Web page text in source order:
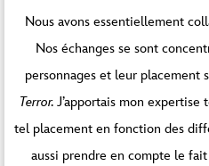
Nous avons essentiellement
Nos échanges se sont
personnages et leur placement
Terror. J’apportais mon
tel placement en fonction des
aussi prendre en compte le